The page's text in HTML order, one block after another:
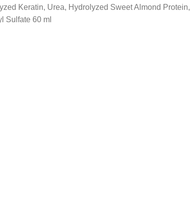
Keratin, Urea, Hydrolyzed Sweet Almond Protein,
Sulfate 60 ml